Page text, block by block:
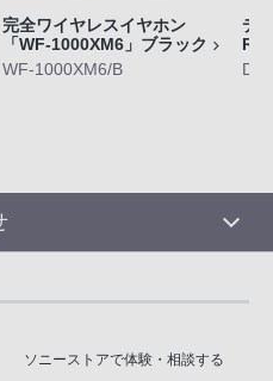
完全ワイヤレスイヤホン
「WF-1000XM6」ブラック
WF-1000XM6/B
デ
ソニーストアで体験・相談する